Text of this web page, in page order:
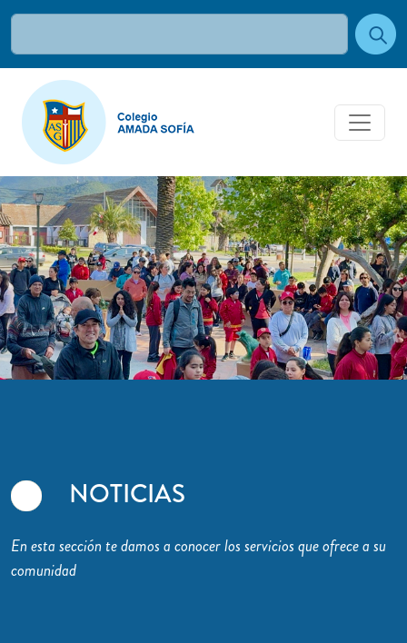
NOTICIAS
En esta sección te damos a conocer los servicios que ofrece a su
comunidad